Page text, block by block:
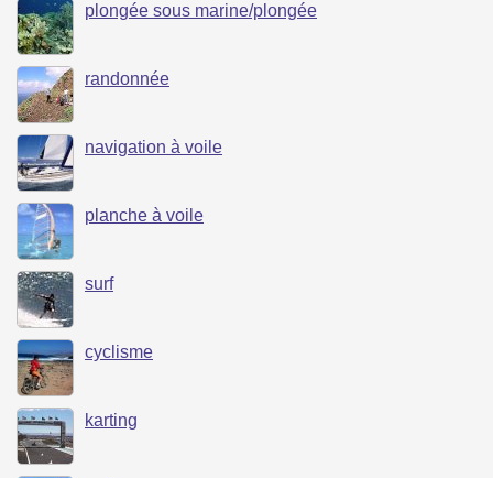
plongée sous marine/plongée
randonnée
navigation à voile
planche à voile
surf
cyclisme
karting